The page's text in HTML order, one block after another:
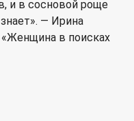
и в сосновой роще
— Ирина
«Женщина в поисках